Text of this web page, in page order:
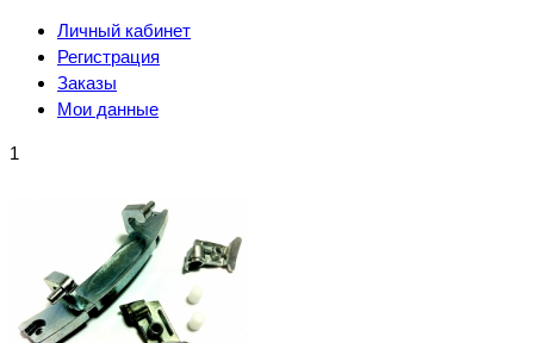
Личный кабинет
Регистрация
Заказы
Мои данные
1